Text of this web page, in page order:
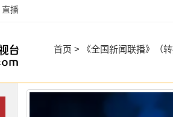
直播
首页 > 《全国新闻联播》（